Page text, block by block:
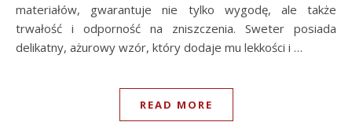
materiałów, gwarantuje nie tylko wygodę, ale także
trwałość i odporność na zniszczenia. Sweter posiada
delikatny, ażurowy wzór, który dodaje mu lekkości i …
READ MORE